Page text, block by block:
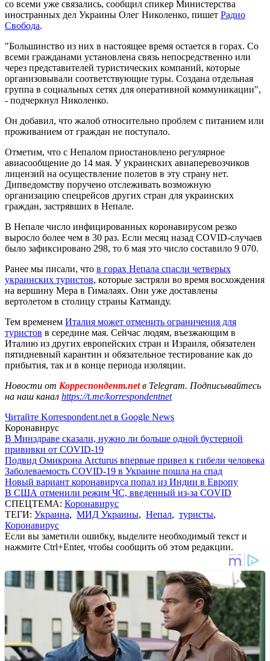
со всеми уже связались, сообщил спикер Министерства
иностранных дел Украины Олег Николенко, пишет Радио
Свобода.
"Большинство из них в настоящее время остается в горах. Со
всеми гражданами установлена связь непосредственно или
через представителей туристических компаний, которые
организовывали соответствующие туры. Создана отдельная
группа в социальных сетях для оперативной коммуникации",
- подчеркнул Николенко.
Он добавил, что жалоб относительно проблем с питанием или
проживанием от граждан не поступало.
Отметим, что с Непалом приостановлено регулярное
авиасообщение до 14 мая. У украинских авиаперевозчиков
лицензий на осуществление полетов в эту страну нет.
Дипведомству поручено отслеживать возможную
организацию спецрейсов других стран для украинских
граждан, застрявших в Непале.
В Непале число инфицированных коронавирусом резко
выросло более чем в 30 раз. Если месяц назад COVID-случаев
было зафиксировано 298, то 6 мая это число составило 9 070.
Ранее мы писали, что в горах Непала спасли четверых
украинских туристов, которые застряли во время восхождения
на вершину Мера в Гималаях. Они уже доставлены
вертолетом в столицу страны Катманду.
Тем временем Италия может отменить ограничения для
туристов в середине мая. Сейчас людям, въезжающим в
Италию из других европейских стран и Израиля, обязателен
пятидневный карантин и обязательное тестирование как до
прибытия, так и в конце периода изоляции.
Новости от Корреспондент.netв Telegram. Подписывайтесь
на наш канал https://t.me/korrespondentnet
Читайте Korrespondent.net в Google News
Коронавирус
В Минздраве сказали, нужно ли больше одной бустерной
прививки от COVID-19
Подвид Омикрона Arcturus впервые привел к гибели человека
Заболеваемость COVID-19 в Украине пошла на спад
Новый вариант коронавируса попал из Индии в Европу
В США отменили режим ЧС, введенный из-за COVID
СПЕЦТЕМА: Коронавирус
ТЕГИ: Украина, МИД Украины, Непал, туристы,
Коронавирус
Если вы заметили ошибку, выделите необходимый текст и
нажмите Ctrl+Enter, чтобы сообщить об этом редакции.